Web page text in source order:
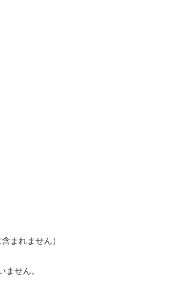
まれません）
せん。